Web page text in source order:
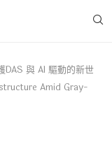
DAS 與 AI 驅動的新世
Amid Gray-